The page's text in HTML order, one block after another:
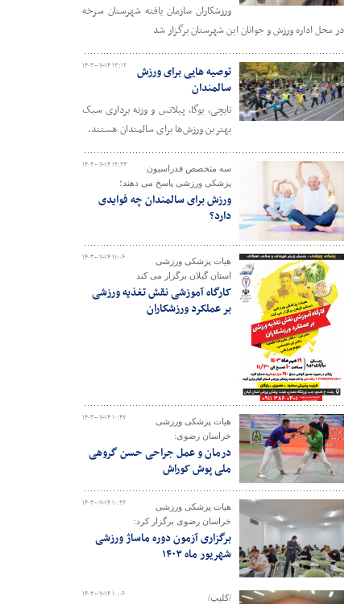
ورزشکاران سازمان یافته شهرستان سرخه
در محل اداره ورزش و جوانان این شهرستان برگزار شد
۱۴۰۳-۰۷-۱۴ ۱۳:۱۲
توصیه هایی برای ورزش
سالمندان
تایچی، یوگا، پیلاتس و وزنه برداری سبک
بهترین ورزش‌ها برای سالمندان هستند.
۱۴۰۳-۰۷-۱۴ ۱۲:۲۳
سه متخصص فدراسیون
پزشکی ورزشی پاسخ می دهند؛
ورزش برای سالمندان چه فوایدی
دارد؟
۱۴۰۳-۰۷-۱۴ ۱۱:۰۶
هیات پزشکی ورزشی
استان گیلان برگزار می کند
کارگاه آموزشی نقش تغذیه ورزشی
بر عملکرد ورزشکاران
۱۴۰۳-۰۷-۱۴ ۱۰:۴۷
هیات پزشکی ورزشی
خراسان رضوی:
درمان و عمل جراحی حسن گروهی
ملی پوش کوراش
۱۴۰۳-۰۷-۱۴ ۱۰:۲۶
هیات پزشکی ورزشی
خراسان رضوی برگزار کرد:
برگزاری آزمون دوره ماساژ ورزشی
شهریور ماه ۱۴۰۳
۱۴۰۳-۰۷-۱۴ ۱۰:۰۶ /کلیپ/